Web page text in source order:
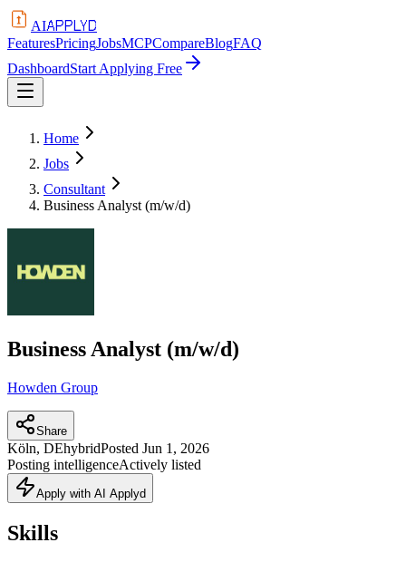
AIAPPLYD
FeaturesPricingJobsMCPCompareBlogFAQ
DashboardStart Applying Free
Home
Jobs
Consultant
Business Analyst (m/w/d)
Business Analyst (m/w/d)
Howden Group
Share
Köln, DEhybridPosted Jun 1, 2026
Posting intelligenceActively listed
Apply with AI Applyd
Skills